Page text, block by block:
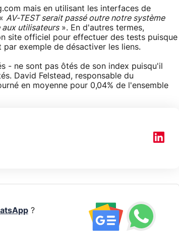
mais en utilisant les interfaces de
AV-TEST serait passé outre notre système
utilisateurs». En d'autres termes,
site officiel pour effectuer des tests puisque
exemple de désactiver les liens.
- ne sont pas ôtés de son index puisqu'il
David Felstead, responsable du
en moyenne pour 0,04% de l'ensemble
?